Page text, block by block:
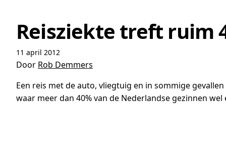
Reisziekte treft ruim
11 april 2012
Door Rob Demmers
Een reis met de auto, vliegtuig en in sommige
waar meer dan 40% van de Nederlandse gezinnen wel